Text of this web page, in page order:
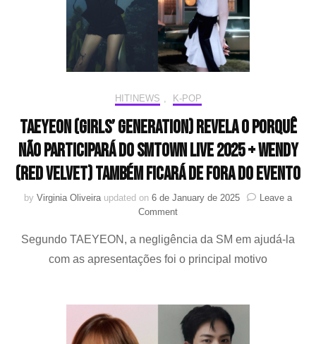
HIT!NEWS K-POP
TAEYEON (Girls’ Generation) revela o porquê
não participará do SMTOWN LIVE 2025 + Wendy
(Red Velvet) também ficará de fora do evento
by Virginia Oliveira updated on 6 de January de 2025
Leave a
Commenton
(Girls’
Generation)
revela
não
participará
do
Segundo TAEYEON, a negligência da SM em ajudá-la
com as apresentações foi o principal motivo